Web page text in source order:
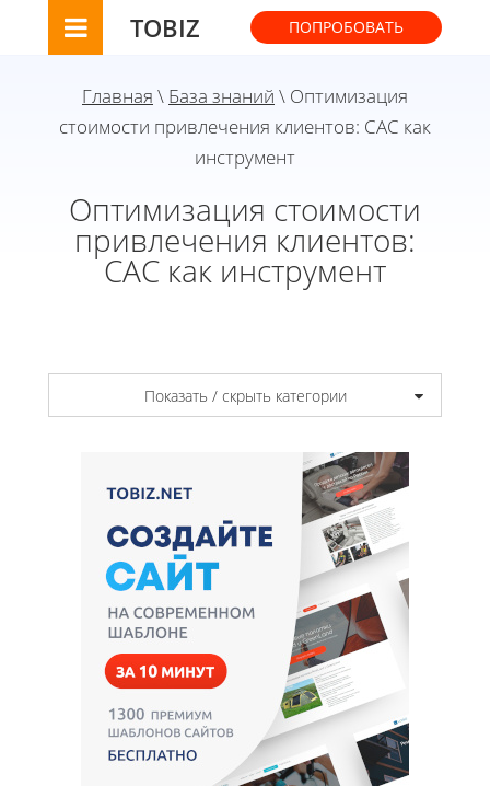
TOBIZ ПОПРОБОВАТЬ
Главная \ База знаний \ Оптимизация
стоимости привлечения клиентов: CAC как
инструмент
Оптимизация стоимости
привлечения клиентов:
CAC как инструмент
Показать / скрыть категории